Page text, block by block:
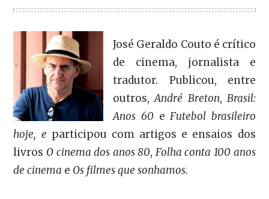
José Geraldo Couto é crítico
de cinema, jornalista e
tradutor. Publicou, entre
outros,André Breton, Brasil:
Anos 60eFutebol brasileiro
hoje, e participou com artigos e ensaios dos
livros O cinema dos anos 80, Folha conta 100 anos
de cinema e Os filmes que sonhamos.